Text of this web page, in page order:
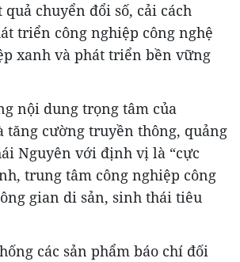
chuyển đổi số, cải cách
triển công nghiệp công nghệ
xanh và phát triển bền vững
nội dung trọng tâm của
tăng cường truyền thông, quảng
Nguyên với định vị là “cực
trung tâm công nghiệp công
gian di sản, sinh thái tiêu
các sản phẩm báo chí đối